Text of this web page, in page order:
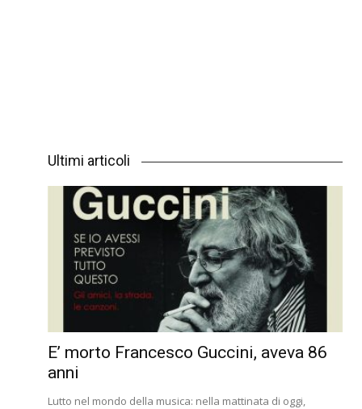
Ultimi articoli
E’ morto Francesco Guccini, aveva 86
anni
Lutto nel mondo della musica: nella mattinata di oggi,